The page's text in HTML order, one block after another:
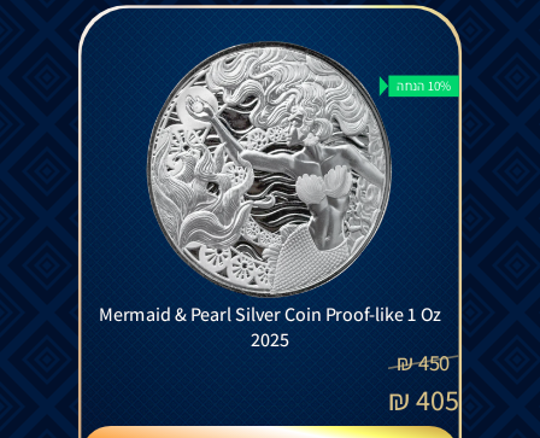
10% הנחה
Mermaid & Pearl Silver Coin Proof-like 1 Oz
2025
450
₪
405
₪